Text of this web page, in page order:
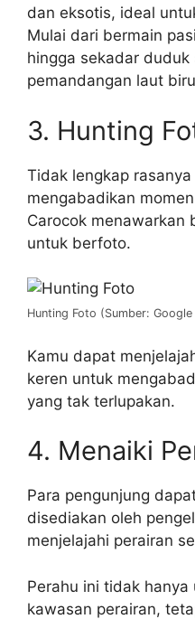
dan eksotis, ideal
Mulai dari bermain
hingga sekadar
pemandangan laut
3. Hunting
Tidak lengkap
mengabadikan
Carocok menawarkan
untuk berfoto.
Hunting Foto (Sumber:
Kamu dapat
keren untuk
yang tak terlupakan.
4. Menaiki
Para pengunjung
disediakan oleh
menjelajahi perairan
Perahu ini tidak hanya
kawasan perairan,